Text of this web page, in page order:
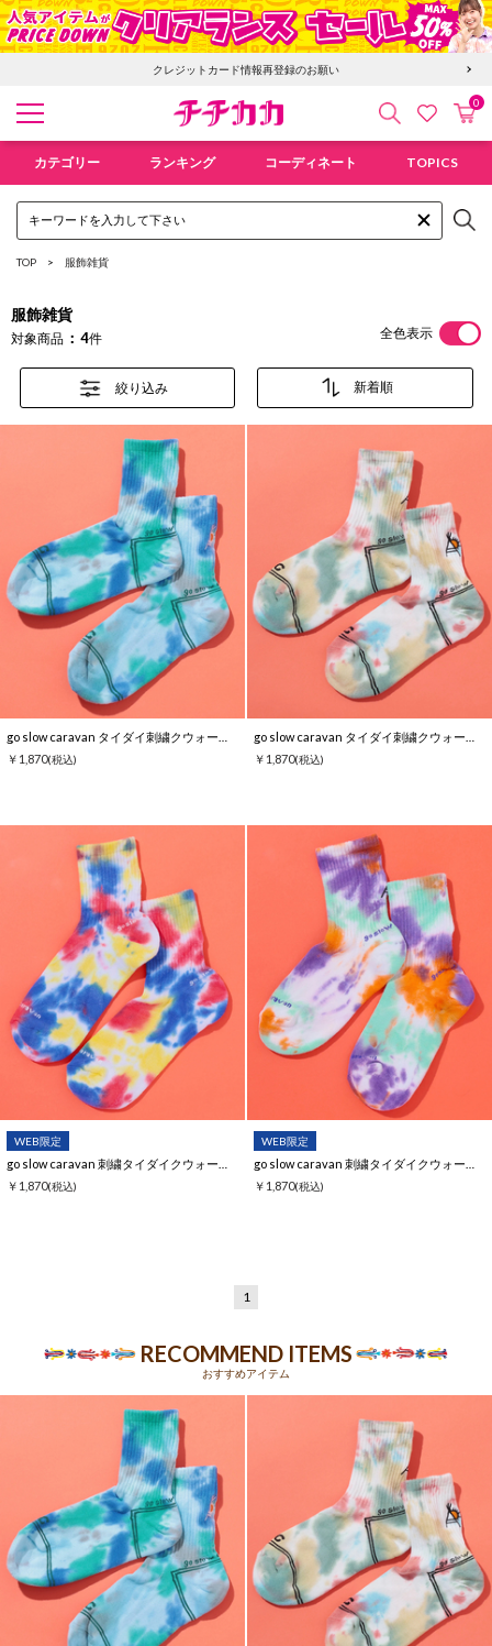
クレジットカード情報再登録のお願い
検索 お気にカ
0
カテゴリー ランキング コーディネート TOPICS
TOP 服飾雑貨
服飾雑貨
対象商品 4件 全色表示
絞り込み
￥1,870(税込)
￥1,870(税込)
WEB限定
￥1,870(税込)
WEB限定
￥1,870(税込)
1
RECOMMEND ITEMS
おすすめアイテム